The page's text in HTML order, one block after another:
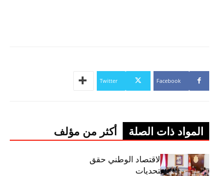
Facebook
Twitter
المواد ذات الصلة أكثر من مؤلف
وزيرة المالية: الاقتصاد الوطني حقق
مكاسب رغم التحديات